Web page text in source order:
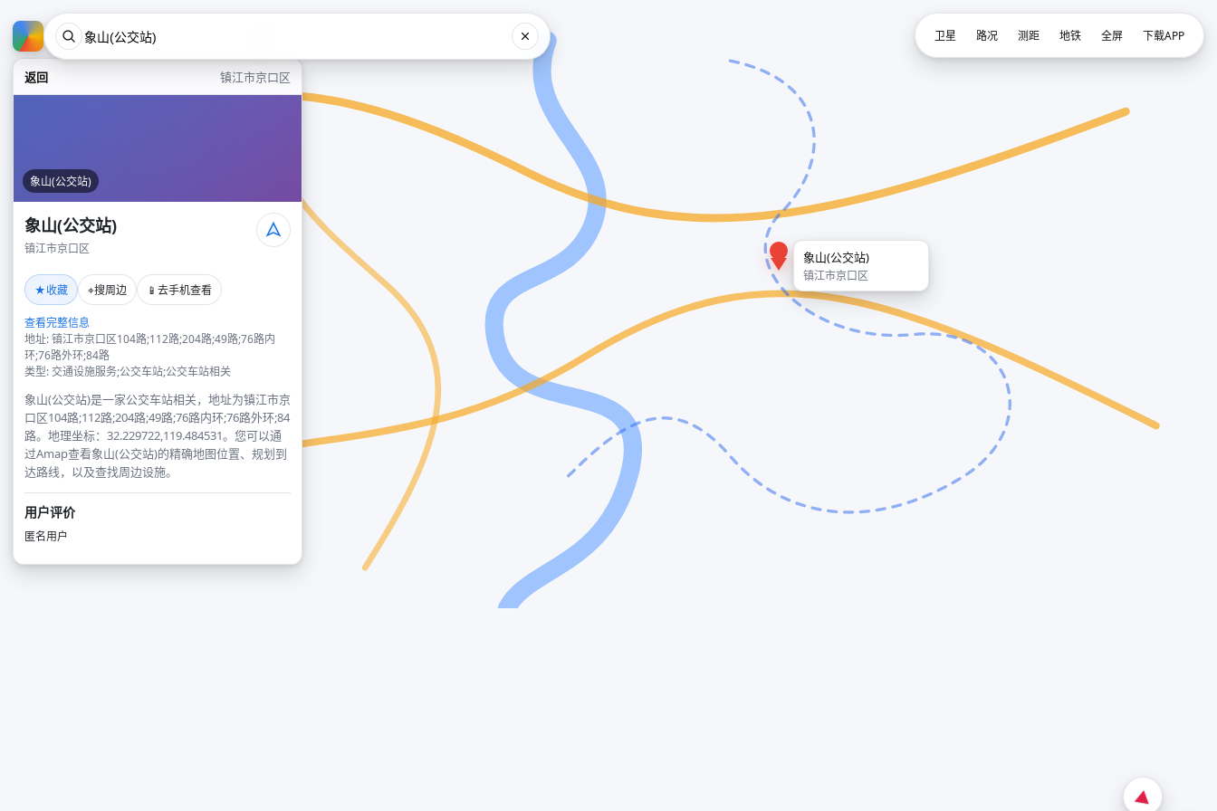
返回 镇江市京口区
象山(公交站)
象山(公交站)
镇江市京口区
★收藏 ⌖搜周边 📱 去手机查看
查看完整信息
地址: 镇江市京口区104路;112路;204路;49路;76路内
环;76路外环;84路
类型: 交通设施服务;公交车站;公交车站相关
象山(公交站)是一家公交车站相关，地址为镇江市京
口区104路;112路;204路;49路;76路内环;76路外环;84
路。地理坐标：32.229722,119.484531。您可以通
过Amap查看象山(公交站)的精确地图位置、规划到
达路线，以及查找周边设施。
用户评价
匿名用户
象山(公交站)
镇江市京口区
卫星 路况 测距 地铁 全屏 下载APP